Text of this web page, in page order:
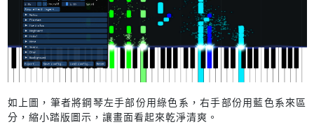
如上圖，筆者將鋼琴左手部份用綠色系，右手部份用藍色系來區
分，縮小踏版圖示，讓畫面看起來乾淨清爽。